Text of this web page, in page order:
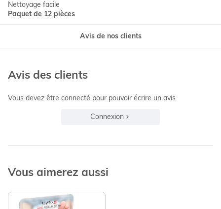
Nettoyage facile
Paquet de 12 pièces
Avis de nos clients
Avis des clients
Vous devez être connecté pour pouvoir écrire un avis
Connexion
Vous aimerez aussi